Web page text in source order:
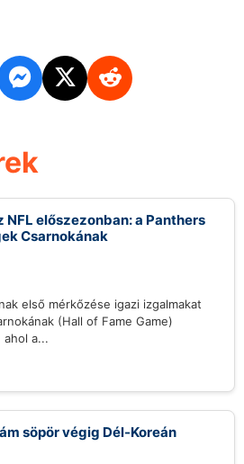
NFL előszezonban: a Panthers
Csarnokának
első mérkőzése igazi izgalmakat
(Hall of Fame Game)
a...
söpör végig Dél-Koreán